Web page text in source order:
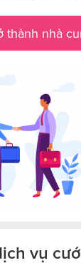
thành nhà
vụ